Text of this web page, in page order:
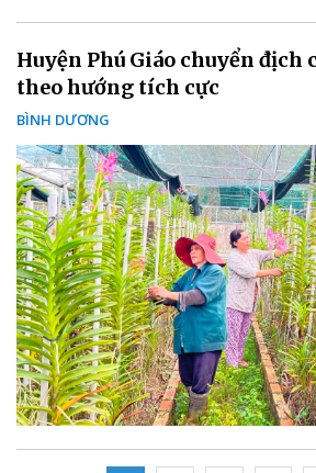
Huyện Phú Giáo chuyển địch
theo hướng tích cực
BÌNH DƯƠNG